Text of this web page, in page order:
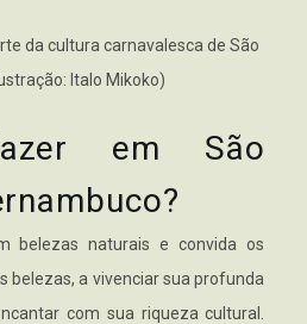
da cultura carnavalesca de São
Italo Mikoko)
em São
belezas naturais e convida os
belezas, a vivenciar sua profunda
com sua riqueza cultural.